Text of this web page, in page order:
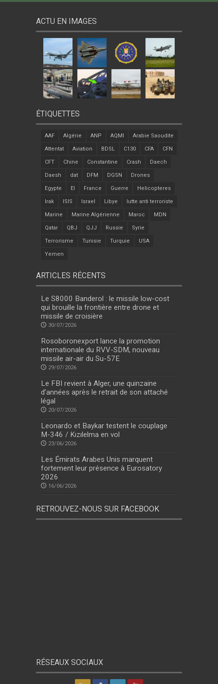
ACTU EN IMAGES
ÉTIQUETTES
AAF Algérie ANP AQMI Arabie Saoudite
Attentat Aviation BDSL C130 CFA CFN
CFT Chine Constantine Crash Daech
Daesh dat DFM DGSN Drones
Egypte EI France Guerre Helicopteres
Irak ISIS Israel Libye lutte anti terroriste
Marine Marine Algérienne Maroc MDN
Qatar QBJ QJJ Russie Syrie
Terrorisme Tunisie Turquie USA
Yemen
ARTICLES RÉCENTS
Le S8000 Banderol : le missile low-cost
qui brouille la frontière entre drone et
missile de croisière
30/07/2026
Rosoboronexport lance la promotion
internationale du RVV-SDM, nouveau
missile air-air du Su-57E
29/07/2026
Le FBI revient à Alger, une quinzaine
d’années après le retrait de son attaché
légal
20/07/2026
Leonardo et Baykar testent le couplage
M-346 / Kızılelma en vol
23/06/2026
Les Émirats Arabes Unis marquent
fortement leur présence à Eurosatory
2026
16/06/2026
RETROUVEZ-NOUS SUR FACEBOOK
RÉSEAUX SOCIAUX